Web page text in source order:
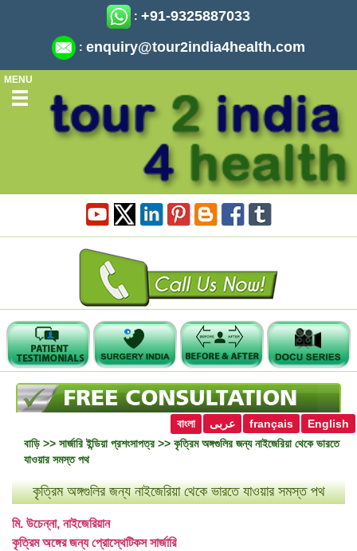
: +91-9325887033
: enquiry@tour2india4health.com
MENU
English
français عربى
বাংলা
বাড়ি>> সার্জারি ইন্ডিয়া প্রশংসাপত্র >> কৃত্রিম অঙ্গগুলির জন্য নাইজেরিয়া থেকে ভারতে
যাওয়ার সমস্ত পথ
কৃত্রিম অঙ্গগুলির জন্য নাইজেরিয়া থেকে ভারতে যাওয়ার সমস্ত পথ
মি. উচেন্না, নাইজেরিয়ান
কৃত্রিম অঙ্গের জন্য প্রোস্থেটিকস সার্জারি